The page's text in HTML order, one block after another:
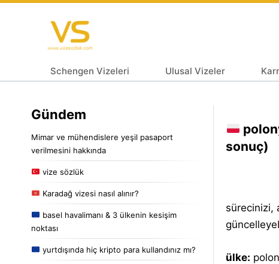
Schengen Vizeleri Ulusal Vizeler
Gündem
Mimar ve mühendislere yeşil pasaport
verilmesini hakkında
vize sözlük
Karadağ vizesi nasıl alınır?
basel havalimanı & 3 ülkenin kesişim
noktası
yurtdışında hiç kripto para kullandınız mı?
sonuç)
sürecinizi,
ülke: